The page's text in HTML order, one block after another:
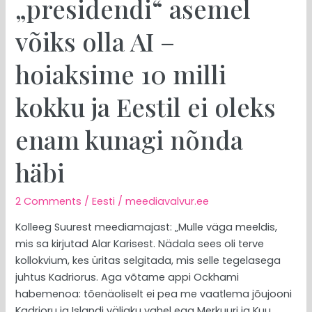
„presidendi“ asemel
võiks olla AI –
hoiaksime 10 milli
kokku ja Eestil ei oleks
enam kunagi nõnda
häbi
2 Comments /Eesti /meediavalvur.ee
Kolleeg Suurest meediamajast: „Mulle väga meeldis,
mis sa kirjutad Alar Karisest. Nädala sees oli terve
kollokvium, kes üritas selgitada, mis selle tegelasega
juhtus Kadriorus. Aga võtame appi Ockhami
habemenoa: tõenäoliselt ei pea me vaatlema jõujooni
nõnda
häbi